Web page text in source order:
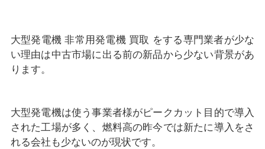
大型発電機 非常用発電機 買取 をする専門業者が少な
い理由は中古市場に出る前の新品から少ない背景があ
ります。
大型発電機は使う事業者様がピークカット目的で導入
された工場が多く、燃料高の昨今では新たに導入をさ
れる会社も少ないのが現状です。